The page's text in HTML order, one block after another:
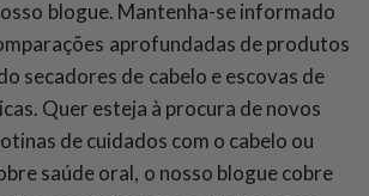
blogue. Mantenha-se informado
aprofundadas de produtos
secadores de cabelo e escovas de
Quer esteja à procura de novos
de cuidados com o cabelo ou
saúde oral, o nosso blogue cobre